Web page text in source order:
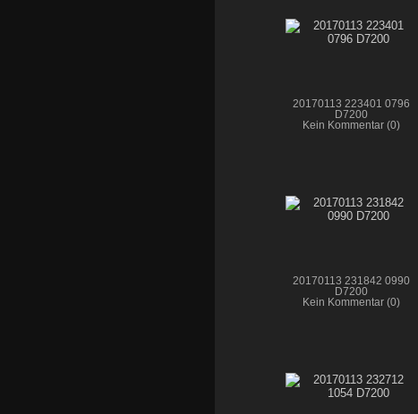
20170113 223401 0796
D7200
Kein Kommentar (0)
20170113 231842 0990
D7200
Kein Kommentar (0)